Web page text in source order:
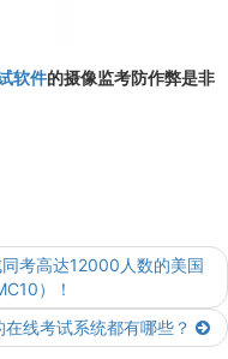
软件的摄像监考防作弊是非
考高达12000人数的美国
）！
线考试系统都有哪些？